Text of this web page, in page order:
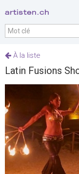
artisten.ch
À la liste
Latin Fusions